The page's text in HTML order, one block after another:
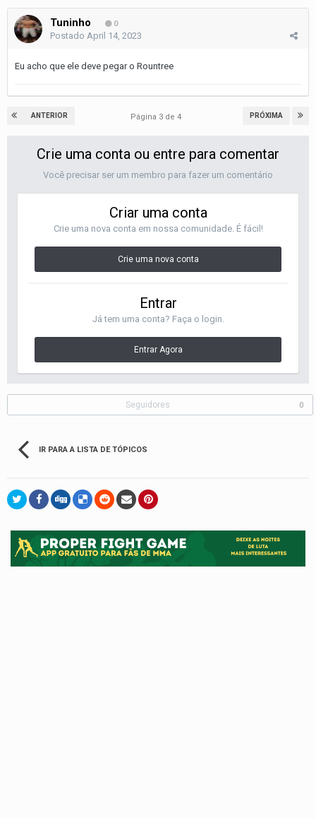
Tuninho 0
Postado April 14, 2023
Eu acho que ele deve pegar o Rountree
ANTERIOR PRÓXIMA
Página 3 de 4
Crie uma conta ou entre para comentar
Você precisar ser um membro para fazer um comentário
Criar uma conta
Crie uma nova conta em nossa comunidade. É fácil!
Crie uma nova conta
Entrar
Já tem uma conta? Faça o login.
Entrar Agora
Seguidores 0
IR PARA A LISTA DE TÓPICOS